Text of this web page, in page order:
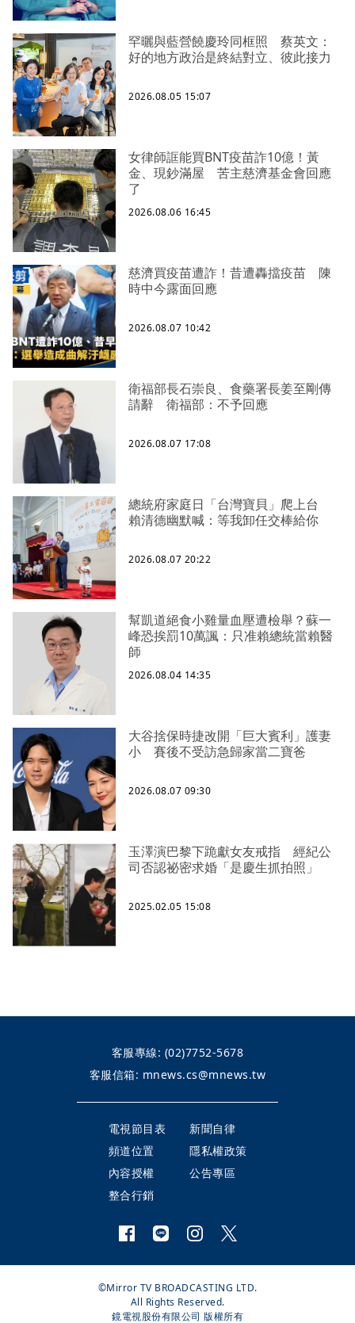
罕曬與藍營饒慶玲同框照 蔡英文：
好的地方政治是終結對立、彼此接力
2026.08.05 15:07
女律師誆能買BNT疫苗詐10億！黃
金、現鈔滿屋 苦主慈濟基金會回應
了
2026.08.06 16:45
慈濟買疫苗遭詐！昔遭轟擋疫苗 陳
時中今露面回應
2026.08.07 10:42
衛福部長石崇良、食藥署長姜至剛傳
請辭 衛福部：不予回應
2026.08.07 17:08
總統府家庭日「台灣寶貝」爬上台
賴清德幽默喊：等我卸任交棒給你
2026.08.07 20:22
幫凱道絕食小雞量血壓遭檢舉？蘇一
峰恐挨罰10萬諷：只准賴總統當賴醫
師
2026.08.04 14:35
大谷捨保時捷改開「巨大賓利」護妻
小 賽後不受訪急歸家當二寶爸
2026.08.07 09:30
玉澤演巴黎下跪獻女友戒指 經紀公
司否認祕密求婚「是慶生抓拍照」
2025.02.05 15:08
客服專線: (02)7752-5678
客服信箱: mnews.cs@mnews.tw
電視節目表
新聞自律
頻道位置
隱私權政策
內容授權
公告專區
整合行銷
©Mirror TV BROADCASTING LTD.
All Rights Reserved.
鏡電視股份有限公司 版權所有